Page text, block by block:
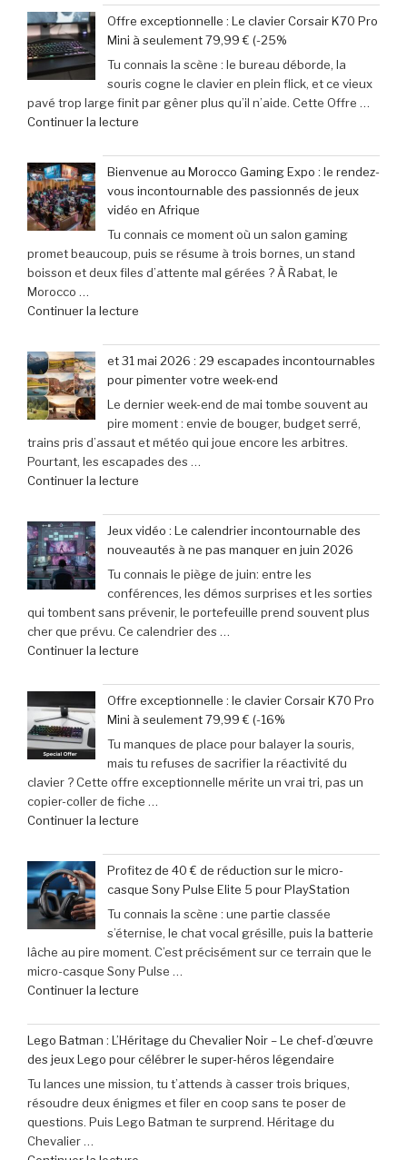
:
succès
phénoménal
grâce
à
une
Gaming
:
‘Street
Fighter
6’
explose
compteurs
de
joueurs
connectés,
trois
ans
après
Offre exceptionnelle : Le clavier Corsair K70 Pro
Mini à seulement 79,99 € (-25%
Tu connais la scène : le bureau déborde, la
souris cogne le clavier en plein flick, et ce vieux
pavé trop large finit par gêner plus qu’il n’aide. Cette Offre …
Continuer la lecture
exceptionnelle
:
Le
clavier
Corsair
K70
Pro
79,99
€
(-25% »
Bienvenue au Morocco Gaming Expo : le rendez-
vous incontournable des passionnés de jeux
vidéo en Afrique
Tu connais ce moment où un salon gaming
promet beaucoup, puis se résume à trois bornes, un stand
boisson et deux files d’attente mal gérées ? À Rabat, le
Morocco …
Continuer la lecture
au
Morocco
Gaming
Expo
:
le
rendez-
des
passionnés
de
jeux
vidéo
en
Afrique »
et 31 mai 2026 : 29 escapades incontournables
pour pimenter votre week-end
Le dernier week-end de mai tombe souvent au
pire moment : envie de bouger, budget serré,
trains pris d’assaut et météo qui joue encore les arbitres.
Pourtant, les escapades des …
Continuer la lecture
31
mai
2026
:
29
escapades
incontournables
votre
week-
end »
Jeux vidéo : Le calendrier incontournable des
nouveautés à ne pas manquer en juin 2026
Tu connais le piège de juin: entre les
conférences, les démos surprises et les sorties
qui tombent sans prévenir, le portefeuille prend souvent plus
cher que prévu. Ce calendrier des …
Continuer la lecture
vidéo
:
Le
calendrier
incontournable
des
nouveautés
pas
manquer
en
juin
2026 »
Offre exceptionnelle : le clavier Corsair K70 Pro
Mini à seulement 79,99 € (-16%
Tu manques de place pour balayer la souris,
mais tu refuses de sacrifier la réactivité du
clavier ? Cette offre exceptionnelle mérite un vrai tri, pas un
copier-coller de fiche …
Continuer la lecture
exceptionnelle
:
le
clavier
Corsair
K70
Pro
seulement
79,99
€
(-16% »
Profitez de 40 € de réduction sur le micro-
casque Sony Pulse Elite 5 pour PlayStation
Tu connais la scène : une partie classée
s’éternise, le chat vocal grésille, puis la batterie
lâche au pire moment. C’est précisément sur ce terrain que le
micro-casque Sony Pulse …
Continuer la lecture
de
40
€
de
réduction
sur
Lego Batman : L’Héritage du Chevalier Noir – Le chef-d’œuvre
des jeux Lego pour célébrer le super-héros légendaire
Tu lances une mission, tu t’attends à casser trois briques,
résoudre deux énigmes et filer en coop sans te poser de
questions. Puis Lego Batman te surprend. Héritage du
Chevalier …